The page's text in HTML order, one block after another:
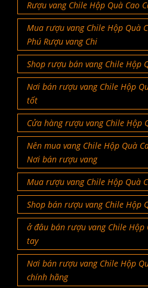
Rượu vang Chile Hộp Quà Cao
Mua rượu vang Chile Hộp Quà
Phú Rượu vang Chi
Shop rượu bán vang Chile Hộp
Nơi bán rượu vang Chile Hộp
tốt
Cửa hàng rượu vang Chile Hộp
Nên mua vang Chile Hộp Quà
Nơi bán rượu vang
Mua rượu vang Chile Hộp Quà
Shop bán rượu vang Chile Hộp
ở đâu bán rượu vang Chile Hộp
tay
Nơi bán rượu vang Chile Hộp
chính hãng